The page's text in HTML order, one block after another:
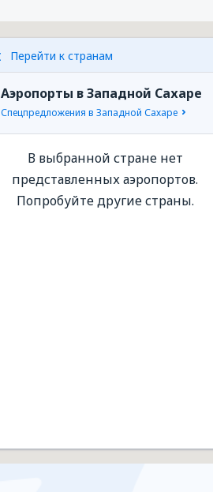
Перейти к странам
Аэропорты в Западной Сахаре
Спецпредложения в Западной Сахаре
В выбранной стране нет
представленных аэропортов.
Попробуйте другие страны.